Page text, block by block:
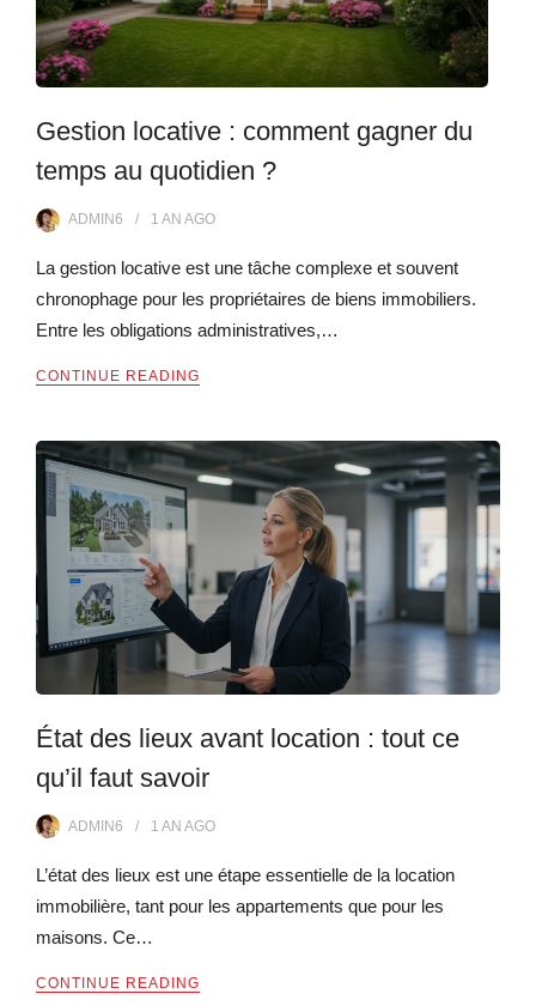
Gestion locative : comment gagner du
temps au quotidien ?
ADMIN6 1 AN AGO
La gestion locative est une tâche complexe et souvent
chronophage pour les propriétaires de biens immobiliers.
Entre les obligations administratives,…
CONTINUE READING
État des lieux avant location : tout ce
qu’il faut savoir
ADMIN6 1 AN AGO
L’état des lieux est une étape essentielle de la location
immobilière, tant pour les appartements que pour les
maisons. Ce…
CONTINUE READING